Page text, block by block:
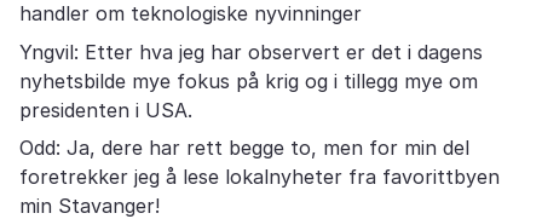
handler om teknologiske nyvinninger
Yngvil: Etter hva jeg har observert er det i dagens
nyhetsbilde mye fokus på krig og i tillegg mye om
presidenten i USA.
Odd: Ja, dere har rett begge to, men for min del
foretrekker jeg å lese lokalnyheter fra favorittbyen
min Stavanger!